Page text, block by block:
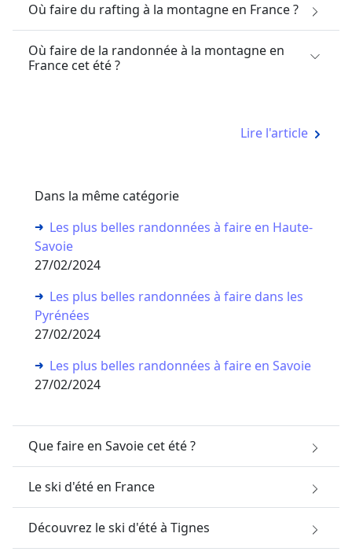
Où faire du rafting à la montagne en France ?
Où faire de la randonnée à la montagne en
France cet été ?
Lire l'article
Dans la même catégorie
Les plus belles randonnées à faire en Haute-
Savoie
27/02/2024
Les plus belles randonnées à faire dans les
Pyrénées
27/02/2024
Les plus belles randonnées à faire en Savoie
27/02/2024
Que faire en Savoie cet été ?
Le ski d'été en France
Découvrez le ski d'été à Tignes